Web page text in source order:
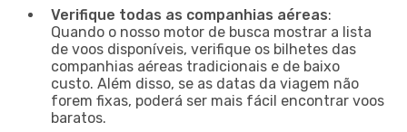
Verifique todas as companhias aéreas:
Quando o nosso motor de busca mostrar a lista
de voos disponíveis, verifique os bilhetes das
companhias aéreas tradicionais e de baixo
custo. Além disso, se as datas da viagem não
forem fixas, poderá ser mais fácil encontrar voos
baratos.